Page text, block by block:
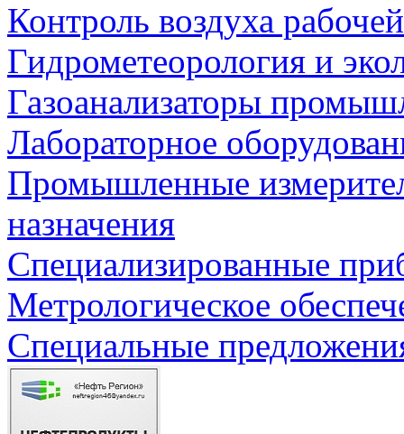
Контроль воздуха
Гидрометеорология и
Газоанализаторы
Лабораторное
Промышленные
назначения
Специализированные
Метрологическое
Специальные